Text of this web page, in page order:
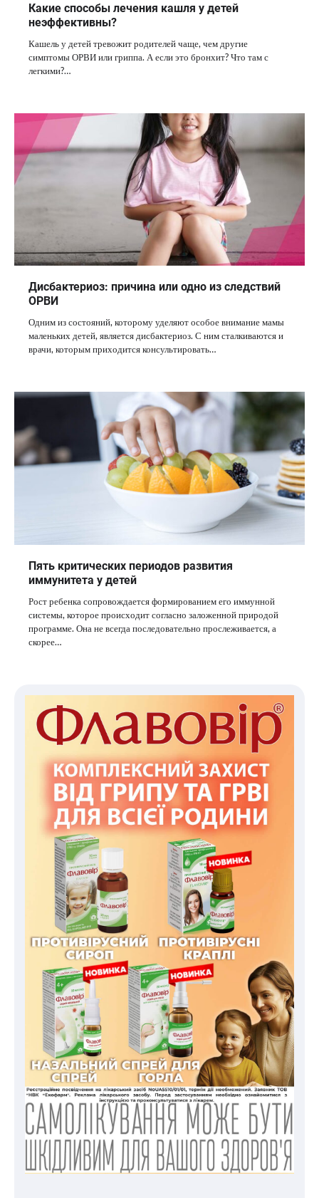
Какие способы лечения кашля у детей
неэффективны?
Кашель у детей тревожит родителей чаще, чем другие
симптомы ОРВИ или гриппа. А если это бронхит? Что там с
легкими?…
Дисбактериоз: причина или одно из следствий
ОРВИ
Одним из состояний, которому уделяют особое внимание мамы
маленьких детей, является дисбактериоз. С ним сталкиваются и
врачи, которым приходится консультировать…
Пять критических периодов развития
иммунитета у детей
Рост ребенка сопровождается формированием его иммунной
системы, которое происходит согласно заложенной природой
программе. Она не всегда последовательно прослеживается, а
скорее…